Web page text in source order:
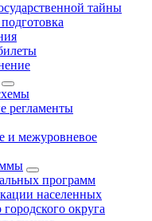
тайны
регламенты
и межуровневое
программ
населенных
округа